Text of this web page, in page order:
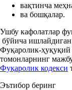
вақтинча
ва бошқалар.
Ушбу кафолатлар
бўйича
Фуқаролик-ҳуқуқий
томонларнинг
Фуқаролик кодекси
Эътибор беринг